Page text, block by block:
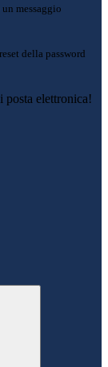
messaggio
della password
posta elettronica!